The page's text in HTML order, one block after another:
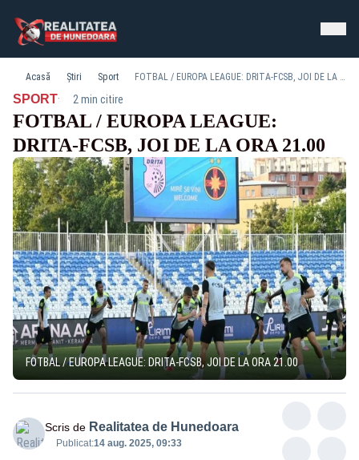
Acasă Știri Sport FOTBAL / EUROPA LEAGUE: DRITA-FCSB, JOI DE LA ORA 21.00
SPORT· 2 min citire
FOTBAL / EUROPA LEAGUE:
DRITA-FCSB, JOI DE LA ORA 21.00
FOTBAL / EUROPA LEAGUE: DRITA-FCSB, JOI DE LA ORA 21.00
Scris de Realitatea de Hunedoara
Publicat:14 aug. 2025, 09:33